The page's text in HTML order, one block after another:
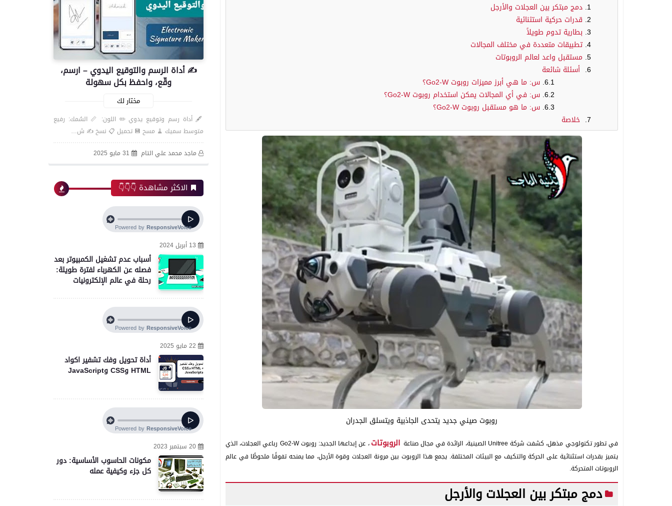
دمج مبتكر بين العجلات والأرجل
قدرات حركية استثنائية
بطارية تدوم طويلاً
تطبيقات متعددة في مختلف المجالات
مستقبل واعد لعالم الروبوتات
أسئلة شائعة
س: ما هي أبرز مميزات روبوت Go2-W؟
س: في أي المجالات يمكن استخدام روبوت Go2-W؟
س: ما هو مستقبل روبوت Go2-W؟
خلاصة
روبوت صيني جديد يتحدى الجاذبية ويتسلق الجدران
في تطور تكنولوجي مذهل، كشفت شركة Unitree الصينية، الرائدة في مجال صناعة الروبوتات
، عن إبداعها الجديد: روبوت Go2-W رباعي العجلات، الذي
يتميز بقدرات استثنائية على الحركة والتكيف مع البيئات المختلفة. يجمع هذا الروبوت بين مرونة العجلات وقوة الأرجل، مما يمنحه تفوقًا ملحوظًا في عالم
الروبوتات المتحركة.
دمج مبتكر بين العجلات والأرجل
✍️ أداة الرسم والتوقيع اليدوي – ارسم،
وقّع، واحفظ بكل سهولة
مختار لك
🖋️ أداة رسم وتوقيع يدوي ✏️ اللون: 📏 السُمك: رفيع
متوسط سميك 🧹 مسح 💾 تحميل 📋 نسخ ✍️ ش…
ماجد محمد علي التام
31 مايو 2025
الاكثر مشاهدة 👇👇👇
13 أبريل 2024
أسباب عدم تشغيل الكمبيوتر بعد
فصله عن الكهرباء لفترة طويلة:
رحلة في عالم الإلكترونيات
22 مايو 2025
أداة تحويل وفك تشفير اكواد
HTML وCSS وJavaScript
20 سبتمبر 2023
مكونات الحاسوب الأساسية: دور
كل جزء وكيفية عمله